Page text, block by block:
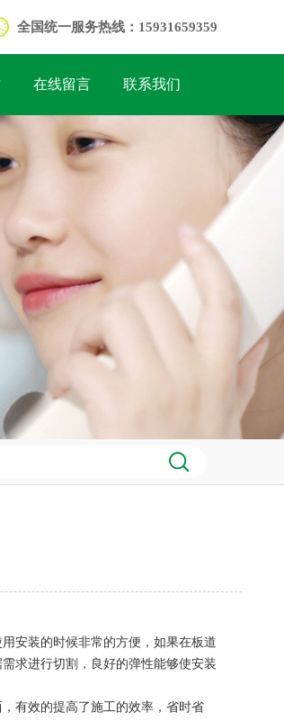
全国统一服务热线：15931659359
在线留言 联系我们
安装的时候非常的方便，如果在板道
求进行切割，良好的弹性能够使安装
有效的提高了施工的效率，省时省